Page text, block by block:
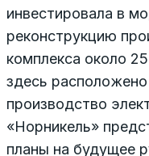
инвестировала в
реконструкцию
комплекса около
здесь
производство
«Норникель»
планы на будущее